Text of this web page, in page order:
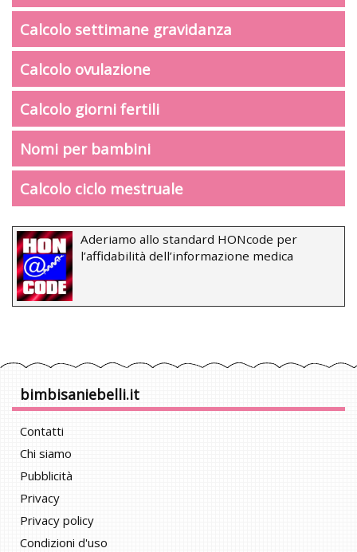
Calcolo settimane gravidanza
Calcolo ovulazione
Calcolo giorni fertili
Nomi per bambini
Calcolo ciclo mestruale
Aderiamo allo standard HONcode per
l’affidabilità dell’informazione medica
bimbisaniebelli.it
Contatti
Chi siamo
Pubblicità
Privacy
Privacy policy
Condizioni d'uso